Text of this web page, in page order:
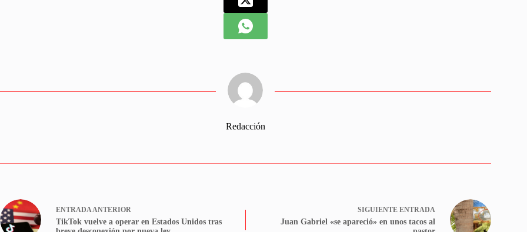
Redacción
ENTRADAANTERIOR
TikTok vuelve a operar en Estados Unidos tras
SIGUIENTE ENTRADA
Juan Gabriel «se apareció» en unos tacos al